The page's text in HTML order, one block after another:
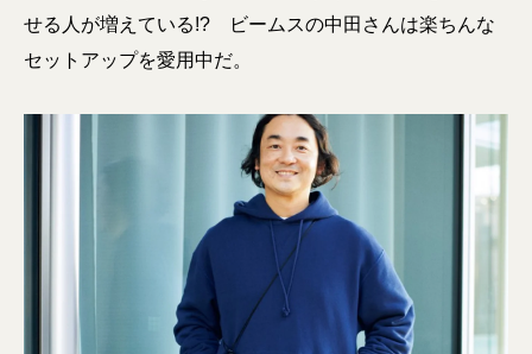
せる人が増えている!? ビームスの中田さんは楽ちんな
セットアップを愛用中だ。